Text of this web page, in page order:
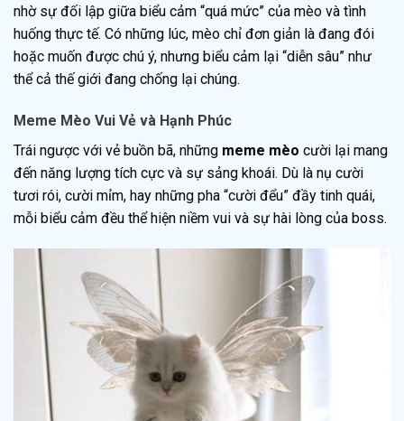
nhờ sự đối lập giữa biểu cảm “quá mức” của mèo và tình
huống thực tế. Có những lúc, mèo chỉ đơn giản là đang đói
hoặc muốn được chú ý, nhưng biểu cảm lại “diễn sâu” như
thể cả thế giới đang chống lại chúng.
Meme Mèo Vui Vẻ và Hạnh Phúc
Trái ngược với vẻ buồn bã, những meme mèo cười lại mang
đến năng lượng tích cực và sự sảng khoái. Dù là nụ cười
tươi rói, cười mỉm, hay những pha “cười đểu” đầy tinh quái,
mỗi biểu cảm đều thể hiện niềm vui và sự hài lòng của boss.